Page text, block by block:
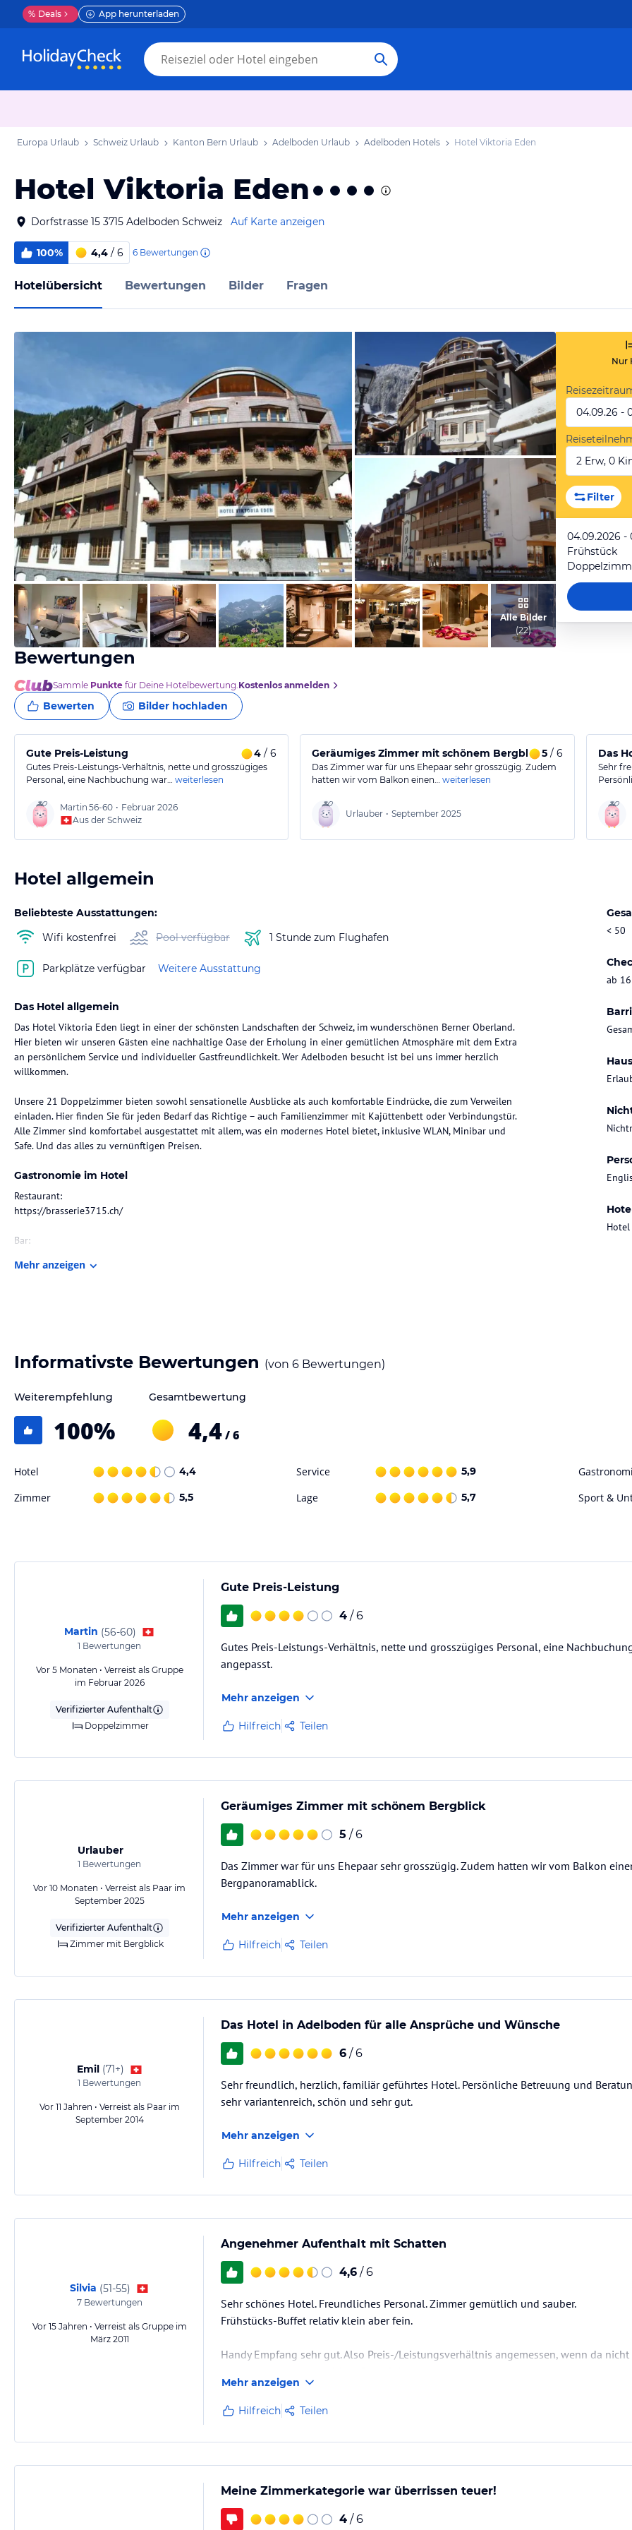
% Deals App herunterladen
Europa Urlaub Schweiz Urlaub Kanton Bern Urlaub Adelboden Urlaub Adelboden Hotels Hotel Viktoria Eden
Hotel Viktoria Eden
Dorfstrasse 15 3715 Adelboden Schweiz Auf Karte anzeigen
100% 4,4 / 6 6 Bewertungen
Hotelübersicht Bewertungen Bilder Fragen
vom Hotelier, Juni 2019
vom Hotelier, Juni 2019
vom Hotelier, Juni 2019
Alle Bilder
(22)
Nur
04.09.26 -
2 Erw, 0
Filter
04.09.2026 -
Frühstück
Bewertungen
Sammle Punkte für Deine Hotelbewertung.Kostenlos anmelden
Bewerten Bilder hochladen
Gute Preis-Leistung 4 / 6
Gutes Preis-Leistungs-Verhältnis, nette und grosszügiges
Personal, eine Nachbuchung war… weiterlesen
Martin 56-60 • Februar 2026
Aus der Schweiz
Geräumiges Zimmer mit schönem Bergblick5/ 6
Das Zimmer war für uns Ehepaar sehr grosszügig. Zudem
hatten wir vom Balkon einen… weiterlesen
Urlauber • September 2025
Das
Sehr
Hotel allgemein
Beliebteste Ausstattungen:
Wifi kostenfrei
Pool verfügbar 1 Stunde zum Flughafen
Parkplätze verfügbar Weitere Ausstattung
< 50
ab
Hotel
Das Hotel allgemein
Das Hotel Viktoria Eden liegt in einer der schönsten Landschaften der Schweiz, im wunderschönen Berner Oberland.
Hier bieten wir unseren Gästen eine nachhaltige Oase der Erholung in einer gemütlichen Atmosphäre mit dem Extra
an persönlichem Service und individueller Gastfreundlichkeit. Wer Adelboden besucht ist bei uns immer herzlich
willkommen.
Unsere 21 Doppelzimmer bieten sowohl sensationelle Ausblicke als auch komfortable Eindrücke, die zum Verweilen
einladen. Hier finden Sie für jeden Bedarf das Richtige – auch Familienzimmer mit Kajüttenbett oder Verbindungstür.
Alle Zimmer sind komfortabel ausgestattet mit allem, was ein modernes Hotel bietet, inklusive WLAN, Minibar und
Safe. Und das alles zu vernünftigen Preisen.
Gastronomie im Hotel
Restaurant:
https://brasserie3715.ch/
Bar:
Mehr anzeigen
Informativste Bewertungen (von 6 Bewertungen)
Weiterempfehlung
100%
Gesamtbewertung
4,4/ 6
Hotel 4,4 Service 5,9
Zimmer 5,5 Lage 5,7 Sport &
Martin (56-60)
1 Bewertungen
Vor 5 Monaten • Verreist als Gruppe
im Februar 2026
Verifizierter Aufenthalt
Doppelzimmer
Gute Preis-Leistung
4 / 6
Gutes Preis-Leistungs-Verhältnis, nette und grosszügiges Personal, eine
angepasst.
Mehr anzeigen
Hilfreich Teilen
Urlauber
1 Bewertungen
Vor 10 Monaten • Verreist als Paar im
September 2025
Verifizierter Aufenthalt
Zimmer mit Bergblick
Geräumiges Zimmer mit schönem Bergblick
5 / 6
Das Zimmer war für uns Ehepaar sehr grosszügig. Zudem hatten wir vom Balkon
Bergpanoramablick.
Mehr anzeigen
Hilfreich Teilen
Emil (71+)
1 Bewertungen
Vor 11 Jahren • Verreist als Paar im
September 2014
Das Hotel in Adelboden für alle Ansprüche und Wünsche
6 / 6
Sehr freundlich, herzlich, familiär geführtes Hotel. Persönliche Betreuung und
sehr variantenreich, schön und sehr gut.
Mehr anzeigen
Hilfreich Teilen
Silvia (51-55)
7Bewertungen
Vor 15 Jahren • Verreist als Gruppe im
März 2011
Angenehmer Aufenthalt mit Schatten
4,6 / 6
Sehr schönes Hotel. Freundliches Personal. Zimmer gemütlich und sauber.
Frühstücks-Buffet relativ klein aber fein.
Handy Empfang sehr gut. Also Preis-/Leistungsverhältnis angemessen, wenn da
Mehr anzeigen
Hilfreich Teilen
Meine Zimmerkategorie war überrissen teuer!
4 / 6